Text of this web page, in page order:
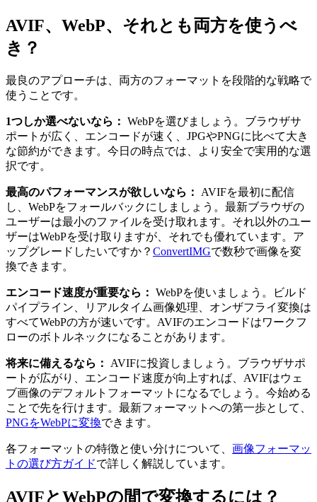
AVIF、WebP、それとも両方を使うべ
き？
最良のアプローチは、両方のフォーマットを段階的な戦略で
使うことです。
1つしか選べないなら： WebPを選びましょう。ブラウザサ
ポートが広く、エンコードが速く、JPGやPNGに比べて大き
な節約ができます。今日の時点では、より安全で実用的な選
択です。
最高のパフォーマンスが欲しいなら：
AVIFを最初に配信
し、WebPをフォールバックにしましょう。最新ブラウザの
ユーザーは最小のファイルを受け取れます。それ以外のユー
ザーはWebPを受け取りますが、それでも優れています。ア
ップグレードしたいですか？ ConvertIMGで数秒で画像を変
換できます。
エンコード速度が重要なら： WebPを使いましょう。ビルド
パイプライン、リアルタイム画像処理、オンザフライ変換は
すべてWebPの方が速いです。AVIFのエンコードはワークフ
ローのボトルネックになることがあります。
将来に備えるなら：
AVIFに投資しましょう。ブラウザサポ
ートが広がり、エンコード速度が向上すれば、AVIFはウェ
ブ画像のデフォルトフォーマットになるでしょう。今始める
ことで先を行けます。最新フォーマットへの第一歩として、
PNGをWebPに変換できます。
各フォーマットの特徴と使い分けについて、 画像フォーマッ
トの選び方ガイドで詳しく解説しています。
AVIFとWebPの間で変換するには？